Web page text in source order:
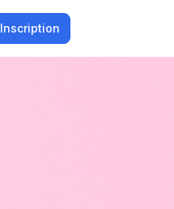
Inscription